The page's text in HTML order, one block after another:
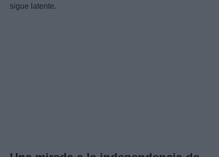
sigue latente.